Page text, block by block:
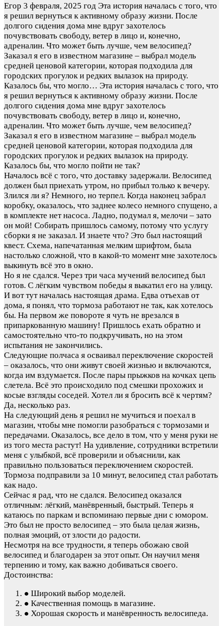
Егор 3 февраля, 2025 год Эта история началась с того, что
я решил вернуться к активному образу жизни. После
долгого сидения дома мне вдруг захотелось
почувствовать свободу, ветер в лицо и, конечно,
адреналин. Что может быть лучше, чем велосипед?
Заказал я его в известном магазине – выбрал модель
средней ценовой категории, которая подходила для
городских прогулок и редких вылазок на природу.
Казалось бы, что могло… Эта история началась с того, что
я решил вернуться к активному образу жизни. После
долгого сидения дома мне вдруг захотелось
почувствовать свободу, ветер в лицо и, конечно,
адреналин. Что может быть лучше, чем велосипед?
Заказал я его в известном магазине – выбрал модель
средней ценовой категории, которая подходила для
городских прогулок и редких вылазок на природу.
Казалось бы, что могло пойти не так?
Началось всё с того, что доставку задержали. Велосипед
должен был приехать утром, но прибыл только к вечеру.
Злился ли я? Немного, но терпел. Когда наконец забрал
коробку, оказалось, что заднее колесо немного спущено, а
в комплекте нет насоса. Ладно, подумал я, мелочи – зато
он мой! Собирать пришлось самому, потому что услугу
сборки я не заказал. И знаете что? Это был настоящий
квест. Схема, напечатанная мелким шрифтом, была
настолько сложной, что в какой-то момент мне захотелось
выкинуть всё это в окно.
Но я не сдался. Через три часа мучений велосипед был
готов. С лёгким чувством победы я выкатил его на улицу.
И вот тут началась настоящая драма. Едва отъехав от
дома, я понял, что тормоза работают не так, как хотелось
бы. На первом же повороте я чуть не врезался в
припаркованную машину! Пришлось ехать обратно и
самостоятельно что-то подкручивать, но на этом
испытания не закончились.
Следующие полчаса я осваивал переключение скоростей
– оказалось, что они живут своей жизнью и включаются,
когда им вздумается. После пары прыжков на кочках цепь
слетела. Всё это происходило под смешки прохожих и
косые взгляды соседей. Хотел ли я бросить всё к чертям?
Да, несколько раз.
На следующий день я решил не мучиться и поехал в
магазин, чтобы мне помогли разобраться с тормозами и
передачами. Оказалось, все дело в том, что у меня руки не
из того места растут! На удивление, сотрудники встретили
меня с улыбкой, всё проверили и объяснили, как
правильно пользоваться переключением скоростей.
Тормоза подправили за 10 минут, велосипед стал работать
как надо.
Сейчас я рад, что не сдался. Велосипед оказался
отличным: лёгкий, манёвренный, быстрый. Теперь я
катаюсь по паркам и вспоминаю первые дни с юмором.
Это был не просто велосипед – это была целая жизнь,
полная эмоций, от злости до радости.
Несмотря на все трудности, я теперь обожаю свой
велосипед и благодарен за этот опыт. Он научил меня
терпению и тому, как важно добиваться своего.
Достоинства:
● Широкий выбор моделей.
● Качественная помощь в магазине.
● Хорошая скорость и манёвренность велосипеда.